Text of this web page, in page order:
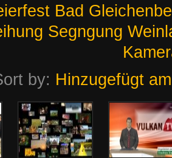
Bad
Segngung
by: Hinzugefügt am